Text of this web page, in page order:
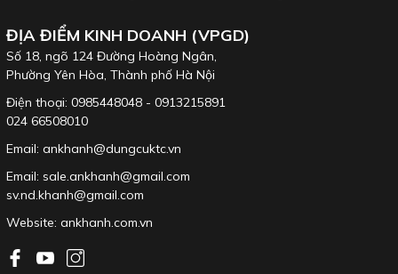
ĐỊA ĐIỂM KINH DOANH (VPGD)
Số 18, ngõ 124 Đường Hoàng Ngân,
Phường Yên Hòa, Thành phố Hà Nội
Điện thoại: 0985448048 - 0913215891
024 66508010
Email: ankhanh@dungcuktc.vn
Email: sale.ankhanh@gmail.com
sv.nd.khanh@gmail.com
Website: ankhanh.com.vn